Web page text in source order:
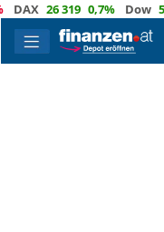
26 319 0,7% Dow 54 037